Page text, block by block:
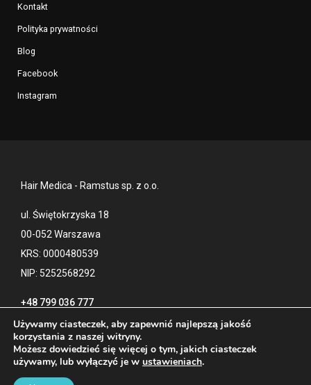
Kontakt
Polityka prywatności
Blog
Facebook
Instagram
Hair Medica - Ramstus sp. z o.o.
ul. Świętokrzyska 18
00-052 Warszawa
KRS: 0000480539
NIP: 5252568292
+48 799 036 777
Kontakt Polityka prywatności
Blog
Używamy ciasteczek, aby zapewnić najlepszą jakość
korzystania z naszej witryny.
Możesz dowiedzieć się więcej o tym, jakich ciasteczek
używamy, lub wyłączyć je w ustawieniach.